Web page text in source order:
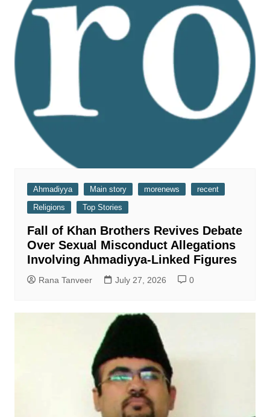
Ahmadiyya Main story morenews
recent
Religions
Top Stories
Fall of Khan Brothers Revives Debate
Over Sexual Misconduct Allegations
Involving Ahmadiyya-Linked Figures
Rana Tanveer July 27, 2026 0